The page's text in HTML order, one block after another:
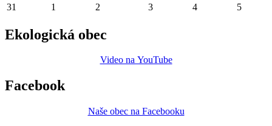
31 1 2 3 4 5
Ekologická obec
Video na YouTube
Facebook
Naše obec na Facebooku